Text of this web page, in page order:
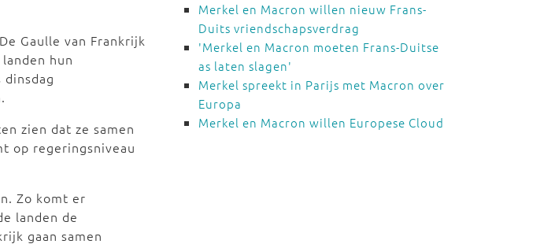
Gaulle van Frankrijk
hun
zien dat ze samen
op regeringsniveau
Zo komt er
landen de
gaan samen
Merkel en Macron willen nieuw Frans-
Duits vriendschapsverdrag
'Merkel en Macron moeten Frans-Duitse
as laten slagen'
Merkel spreekt in Parijs met Macron over
Europa
Merkel en Macron willen Europese Cloud